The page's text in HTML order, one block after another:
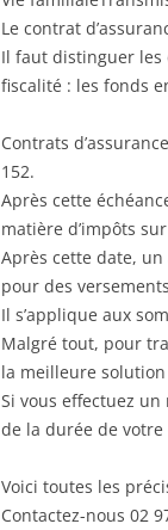
Le contrat
Il faut distinguer les
fiscalité : les fonds
Contrats
152.
Après cette
matière d’impôts
Après cette date,
pour des
Il s’applique aux
Malgré tout, pour
la meilleure solution
Si vous effectuez
de la durée de
Voici toutes les
Contactez-nous 02